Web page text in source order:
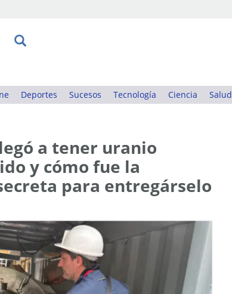
Deportes Sucesos Tecnología Ciencia Salud
a tener uranio
y cómo fue la
para entregárselo